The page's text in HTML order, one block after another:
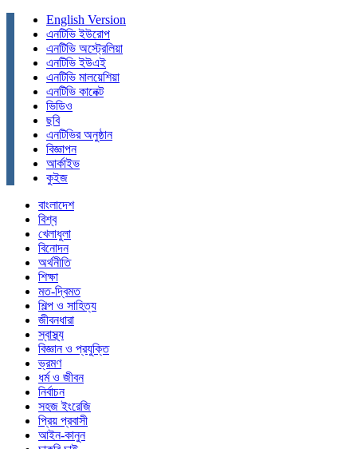
English Version
এনটিভি ইউরোপ
এনটিভি অস্ট্রেলিয়া
এনটিভি ইউএই
এনটিভি মালয়েশিয়া
এনটিভি কানেক্ট
ভিডিও
ছবি
এনটিভির অনুষ্ঠান
বিজ্ঞাপন
আর্কাইভ
কুইজ
বাংলাদেশ
বিশ্ব
খেলাধুলা
বিনোদন
অর্থনীতি
শিক্ষা
মত-দ্বিমত
শিল্প ও সাহিত্য
জীবনধারা
স্বাস্থ্য
বিজ্ঞান ও প্রযুক্তি
ভ্রমণ
ধর্ম ও জীবন
নির্বাচন
সহজ ইংরেজি
প্রিয় প্রবাসী
আইন-কানুন